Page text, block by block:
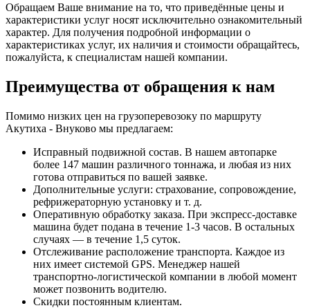
Обращаем Ваше внимание на то, что приведённые цены и
характеристики услуг носят исключительно ознакомительный
характер. Для получения подробной информации о
характеристиках услуг, их наличия и стоимости обращайтесь,
пожалуйста, к специалистам нашей компании.
Преимущества от обращения к нам
Помимо низких цен на грузоперевозоку по маршруту
Акутиха - Внуково мы предлагаем:
Исправный подвижной состав. В нашем автопарке
более 147 машин различного тоннажа, и любая из них
готова отправиться по вашей заявке.
Дополнительные услуги: страхование, сопровождение,
рефрижераторную установку и т. д.
Оперативную обработку заказа. При экспресс-доставке
машина будет подана в течение 1-3 часов. В остальных
случаях — в течение 1,5 суток.
Отслеживание расположение транспорта. Каждое из
них имеет системой GPS. Менеджер нашей
транспортно-логистической компании в любой момент
может позвонить водителю.
Скидки постоянным клиентам.